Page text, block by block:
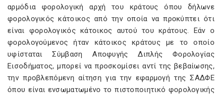
αρμόδια φορολογική αρχή του κράτους όπου δήλωνε
φορολογικός κάτοικος από την οποία να προκύπτει ότι
είναι φορολογικός κάτοικος αυτού του κράτους. Εάν ο
φορολογούμενος ήταν κάτοικος κράτους με το οποίο
υφίσταται Σύμβαση Αποφυγής Διπλής Φορολογίας
Εισοδήματος, μπορεί να προσκομίσει αντί της βεβαίωσης,
την προβλεπόμενη αίτηση για την εφαρμογή της ΣΑΔΦΕ
όπου είναι ενσωματωμένο το πιστοποιητικό φορολογικής